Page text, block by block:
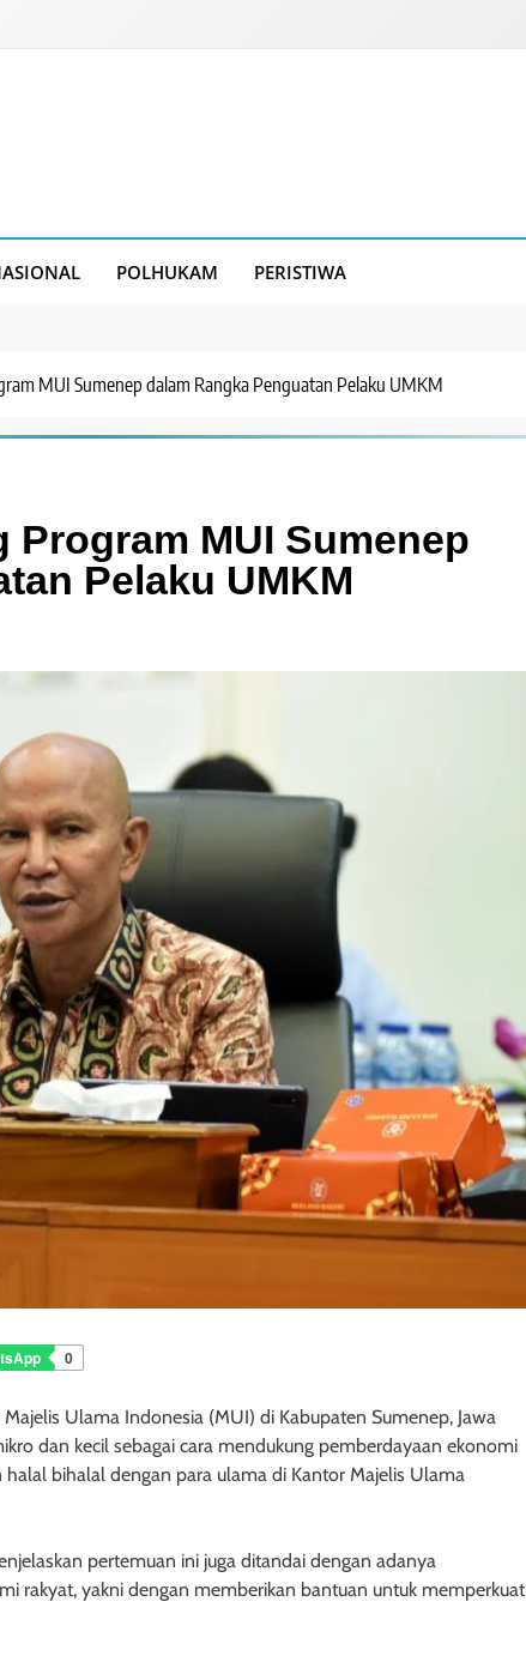
POLHUKAM PERISTIWA
MUI Sumenep dalam Rangka Penguatan Pelaku UMKM
MUI Sumenep
Pelaku UMKM
0
Ulama Indonesia (MUI) di Kabupaten Sumenep, Jawa
dan kecil sebagai cara mendukung pemberdayaan ekonomi
bihalal dengan para ulama di Kantor Majelis Ulama
pertemuan ini juga ditandai dengan adanya
rakyat, yakni dengan memberikan bantuan untuk memperkuat